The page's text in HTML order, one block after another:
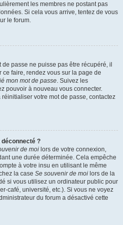
les membres ne postant pas
Si cela vous arrive, tentez de vous
le forum.
passe ne puisse pas être récupéré, il
faire, rendez vous sur la page de
mon mot de passe. Suivez les
pouvoir à nouveau vous connecter.
votre mot de passe, contactez
?
de moi lors de votre connexion,
une durée déterminée. Cela empêche
à votre insu en utilisant le même
la case Se souvenir de moi lors de la
si vous utilisez un ordinateur public pour
café, université, etc.). Si vous ne voyez
du forum a désactivé cette